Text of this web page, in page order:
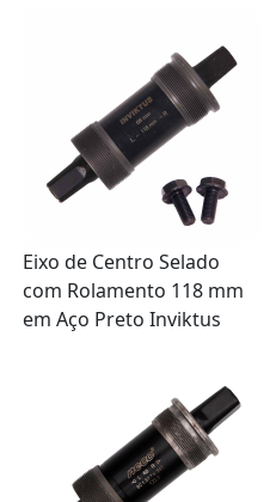
Eixo de Centro Selado
com Rolamento 118 mm
em Aço Preto Inviktus